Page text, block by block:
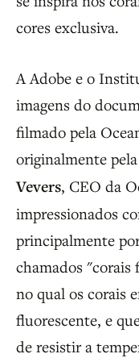
cores exclusiva.
A Adobe e o
imagens do
filmado pela
originalmente pela
Vevers, CEO da
impressionados
principalmente
chamados "corais
no qual os corais
fluorescente, e
de resistir a